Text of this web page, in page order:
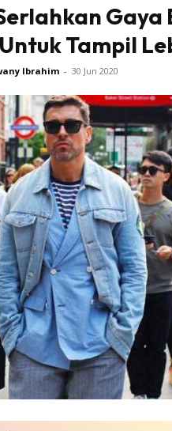
Gaya
Tampil
Ibrahim - 30 Jun 2020